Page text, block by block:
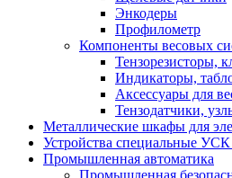
Энкодеры
Профилометр
Компоненты весовых
Тензорезисторы,
Индикаторы,
Аксессуары для
Тензодатчики,
Металлические шкафы для
Устройства специальные
Промышленная автоматика
Промышленная